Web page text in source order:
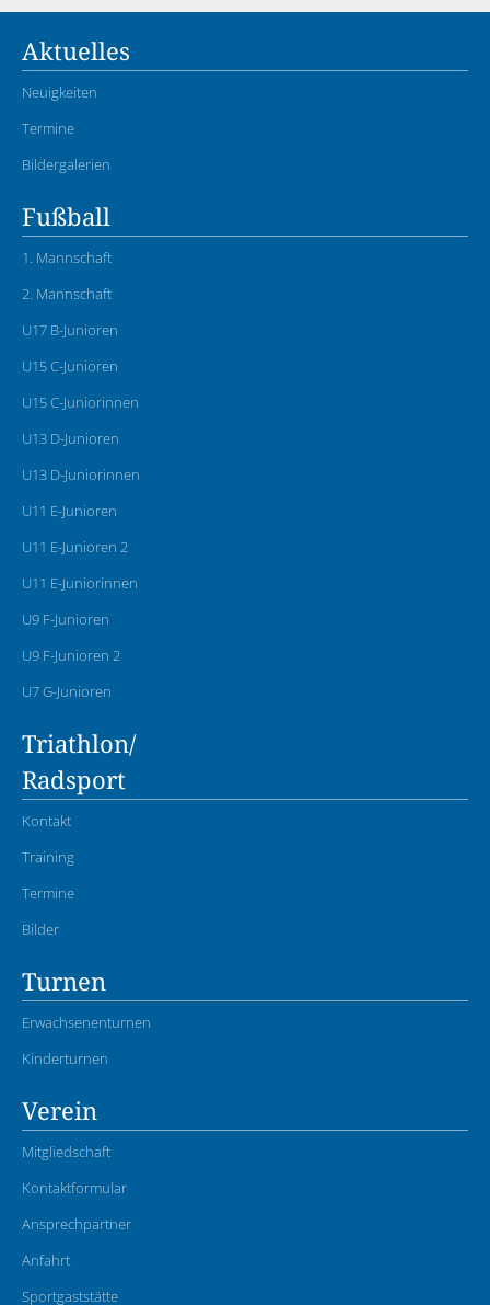
Aktuelles
Neuigkeiten
Termine
Bildergalerien
Fußball
1. Mannschaft
2. Mannschaft
U17 B-Junioren
U15 C-Junioren
U15 C-Juniorinnen
U13 D-Junioren
U13 D-Juniorinnen
U11 E-Junioren
U11 E-Junioren 2
U11 E-Juniorinnen
U9 F-Junioren
U9 F-Junioren 2
U7 G-Junioren
Triathlon/
Radsport
Kontakt
Training
Termine
Bilder
Turnen
Erwachsenenturnen
Kinderturnen
Verein
Mitgliedschaft
Kontaktformular
Ansprechpartner
Anfahrt
Sportgaststätte